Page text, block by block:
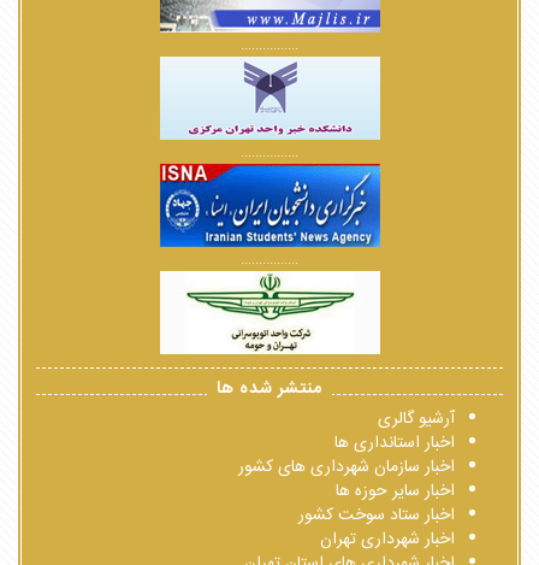
................
................
................
منتشر شده ها
آرشیو گالری
اخبار استانداری ها
اخبار سازمان شهرداری های کشور
اخبار سایر حوزه ها
اخبار ستاد سوخت کشور
اخبار شهرداری تهران